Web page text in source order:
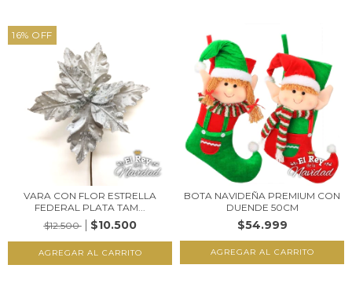
16% OFF
VARA CON FLOR ESTRELLA
FEDERAL PLATA TAM...
$12.500
$10.500
BOTA NAVIDEÑA PREMIUM CON
DUENDE 50CM
$54.999
AGREGAR AL CARRITO